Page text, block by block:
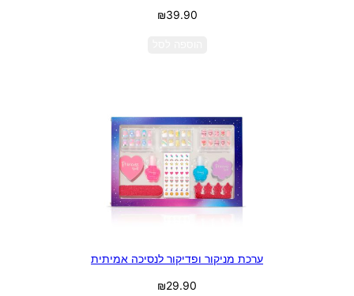
₪39.90
ערכת מניקור ופדיקור לנסיכה אמיתית
₪29.90